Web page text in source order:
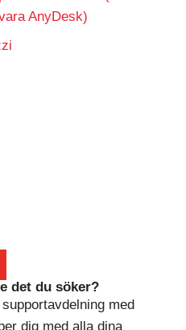
AnyDesk)
det du söker?
med
dig med alla dina